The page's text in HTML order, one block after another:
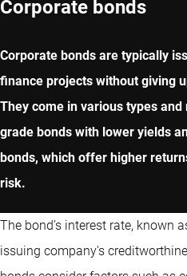
Corporate bonds
Corporate bonds are typically
finance projects without giving
They come in various types
grade bonds with lower yields
bonds, which offer higher
risk.
The bond’s interest rate, known
issuing company's